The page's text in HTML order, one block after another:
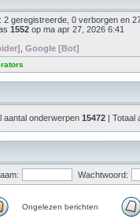
2 geregistreerde, 0 verborgen en
1552 op ma apr 27, 2026 6:41
Google [Bot]
aantal onderwerpen 15472 | Totaal
Wachtwoord:
Ongelezen berichten